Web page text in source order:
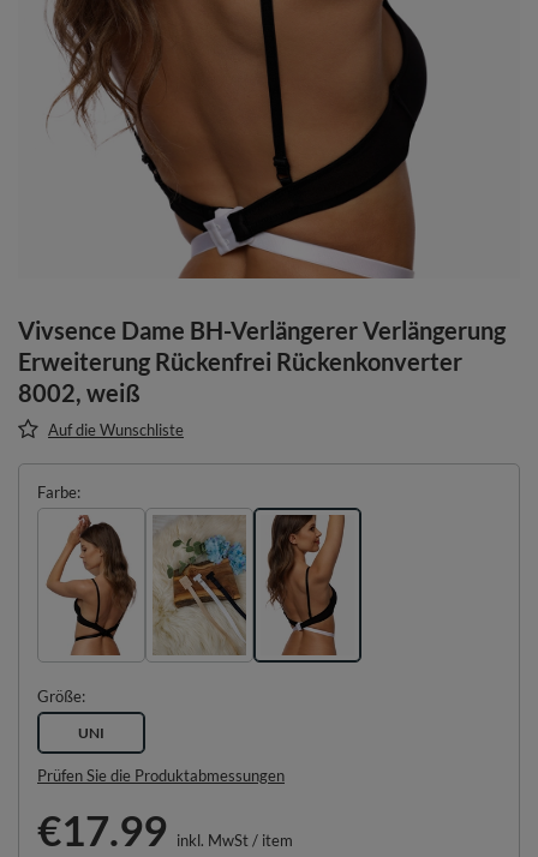
Vivsence Dame BH-Verlängerer Verlängerung
Erweiterung Rückenfrei Rückenkonverter
8002, weiß
Auf die Wunschliste
Farbe
Größe
UNI
Prüfen Sie die Produktabmessungen
€17.99 inkl. MwSt/ item